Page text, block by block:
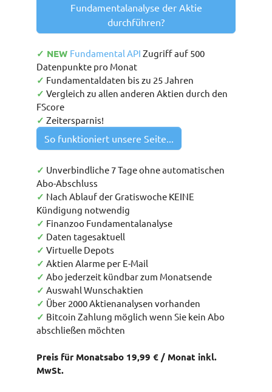
Fundamentalanalyse der Aktie
durchführen?
✓ NEW Fundamental API Zugriff auf 500
Datenpunkte pro Monat
✓ Fundamentaldaten bis zu 25 Jahren
✓ Vergleich zu allen anderen Aktien durch den
FScore
✓ Zeitersparnis!
So funktioniert unsere Seite...
✓ Unverbindliche 7 Tage ohne automatischen
Abo-Abschluss
✓ Nach Ablauf der Gratiswoche KEINE
Kündigung notwendig
✓ Finanzoo Fundamentalanalyse
✓ Daten tagesaktuell
✓ Virtuelle Depots
✓ Aktien Alarme per E-Mail
✓ Abo jederzeit kündbar zum Monatsende
✓ Auswahl Wunschaktien
✓ Über 2000 Aktienanalysen vorhanden
✓ Bitcoin Zahlung möglich wenn Sie kein Abo
abschließen möchten
Preis für Monatsabo 19,99 € / Monat inkl.
MwSt.